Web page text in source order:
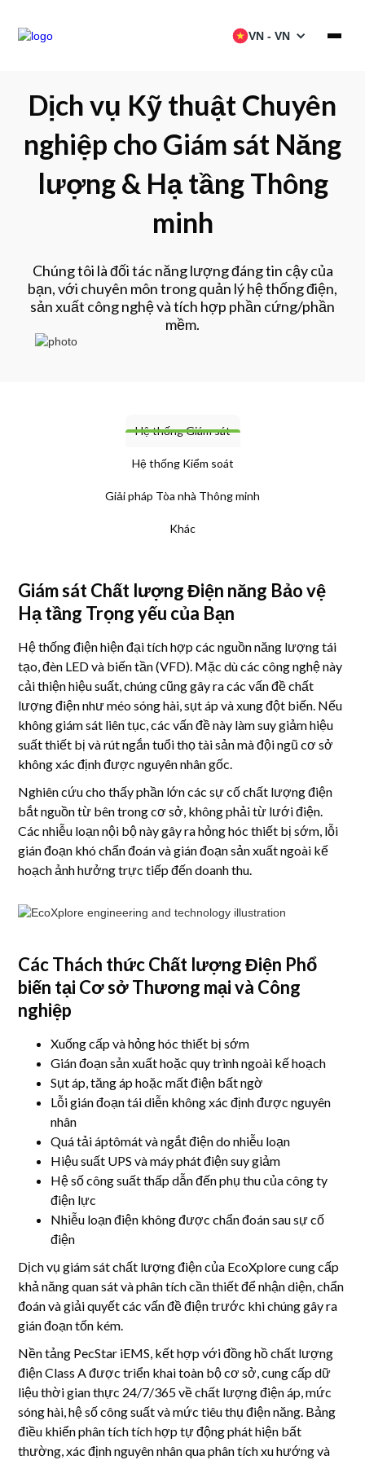
VN - VN
Sản phẩm
Dịch vụ
Giải pháp
Đối tác
Tài nguyên
Danh mục
Mon-Fri: 9AM - 6PM
120 Lower Delta Road #12-16/15 Cendex Centre
Dịch vụ Kỹ thuật Chuyên
nghiệp cho Giám sát Năng
lượng & Hạ tầng Thông
minh
Chúng tôi là đối tác năng lượng đáng tin cậy của
bạn, với chuyên môn trong quản lý hệ thống điện,
sản xuất công nghệ và tích hợp phần cứng/phần
mềm.
Hệ thống Giám sát
Hệ thống Kiểm soát
Giải pháp Tòa nhà Thông minh
Khác
Giám sát Chất lượng Điện năng Bảo vệ
Hạ tầng Trọng yếu của Bạn
Hệ thống điện hiện đại tích hợp các nguồn năng lượng tái
tạo, đèn LED và biến tần (VFD). Mặc dù các công nghệ này
cải thiện hiệu suất, chúng cũng gây ra các vấn đề chất
lượng điện như méo sóng hài, sụt áp và xung đột biến. Nếu
không giám sát liên tục, các vấn đề này làm suy giảm hiệu
suất thiết bị và rút ngắn tuổi thọ tài sản mà đội ngũ cơ sở
không xác định được nguyên nhân gốc.
Nghiên cứu cho thấy phần lớn các sự cố chất lượng điện
bắt nguồn từ bên trong cơ sở, không phải từ lưới điện.
Các nhiễu loạn nội bộ này gây ra hỏng hóc thiết bị sớm, lỗi
gián đoạn khó chẩn đoán và gián đoạn sản xuất ngoài kế
hoạch ảnh hưởng trực tiếp đến doanh thu.
Các Thách thức Chất lượng Điện Phổ
biến tại Cơ sở Thương mại và Công
nghiệp
Xuống cấp và hỏng hóc thiết bị sớm
Gián đoạn sản xuất hoặc quy trình ngoài kế hoạch
Sụt áp, tăng áp hoặc mất điện bất ngờ
Lỗi gián đoạn tái diễn không xác định được nguyên
nhân
Quá tải áptômát và ngắt điện do nhiễu loạn
Hiệu suất UPS và máy phát điện suy giảm
Hệ số công suất thấp dẫn đến phụ thu của công ty
điện lực
Nhiễu loạn điện không được chẩn đoán sau sự cố
điện
Dịch vụ giám sát chất lượng điện của EcoXplore cung cấp
khả năng quan sát và phân tích cần thiết để nhận diện, chẩn
đoán và giải quyết các vấn đề điện trước khi chúng gây ra
gián đoạn tốn kém.
Nền tảng PecStar iEMS, kết hợp với đồng hồ chất lượng
điện Class A được triển khai toàn bộ cơ sở, cung cấp dữ
liệu thời gian thực 24/7/365 về chất lượng điện áp, mức
sóng hài, hệ số công suất và mức tiêu thụ điện năng. Bảng
điều khiển phân tích tích hợp tự động phát hiện bất
thường, xác định nguyên nhân qua phân tích xu hướng và